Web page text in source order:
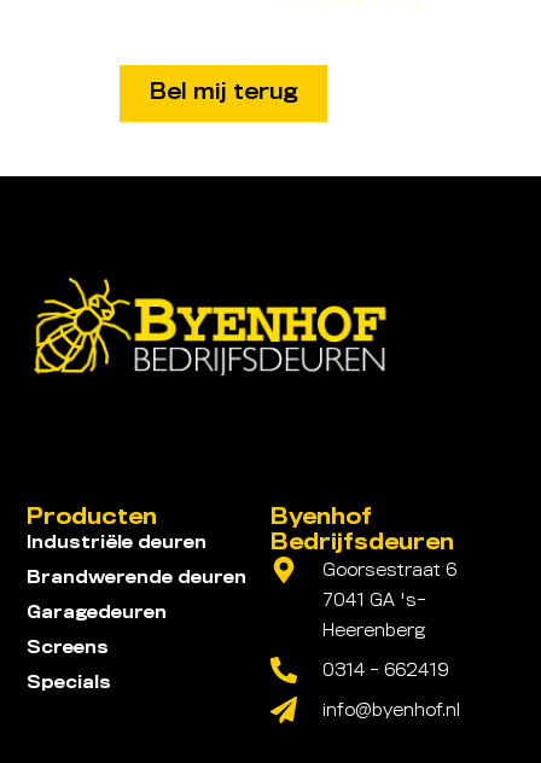
Byenhof
Bedrijfsdeuren
Goorsestraat 6
7041 GA 's-
Heerenberg
0314 - 662419
info@byenhof.nl
Producten
Industriële deuren
Brandwerende deuren
Garagedeuren
Screens
Specials